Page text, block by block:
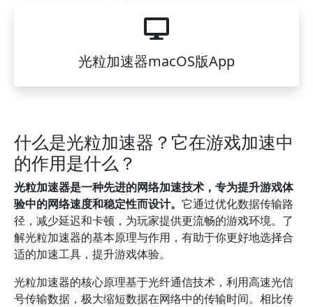
光粒加速器macOS版App
什么是光粒加速器？它在游戏加速中
的作用是什么？
光粒加速器是一种先进的网络加速技术，专为提升游戏体
验中的网络速度和稳定性而设计。 它通过优化数据传输路
径，减少延迟和卡顿，为玩家提供更流畅的游戏环境。了
解光粒加速器的基本原理与作用，有助于你更好地选择合
适的加速工具，提升游戏体验。
光粒加速器的核心原理基于光纤通信技术，利用高速光信
号传输数据，极大缩短数据在网络中的传输时间。相比传